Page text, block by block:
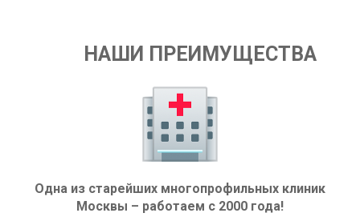
НАШИ ПРЕИМУЩЕСТВА
Одна из старейших многопрофильных клиник
Москвы – работаем с 2000 года!